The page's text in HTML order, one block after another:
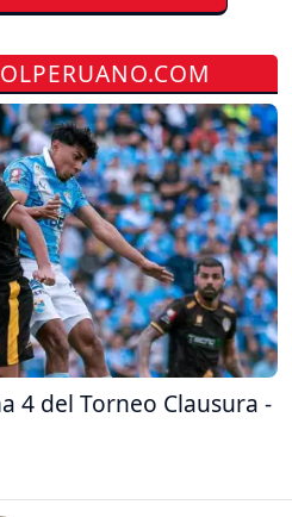
4 del Torneo Clausura -